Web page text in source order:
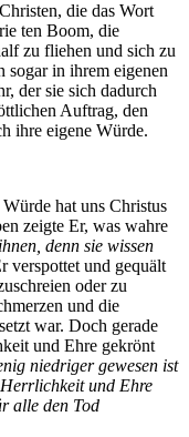
die das Wort
ten Boom, die
zu fliehen und sich zu
sogar in ihrem eigenen
der sie sich dadurch
Auftrag, den
ihre eigene Würde.
hat uns Christus
zeigte Er, was wahre
denn sie wissen
verspottet und gequält
oder zu
und die
war. Doch gerade
und Ehre gekrönt
niedriger gewesen ist
und Ehre
alle den Tod